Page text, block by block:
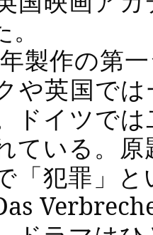
製作の第
や英国で
ドイツで
ている。原
「犯罪」